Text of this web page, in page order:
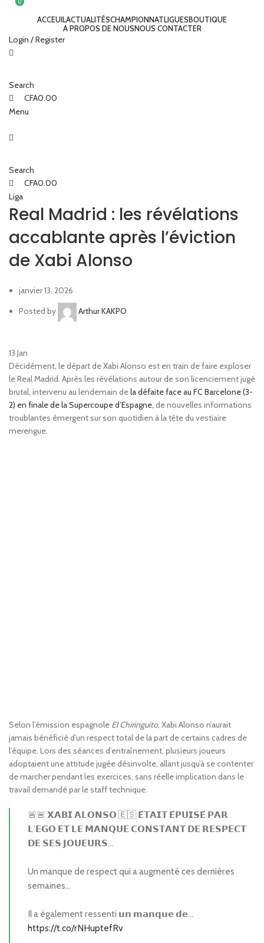
ACCEUILACTUALITÉSCHAMPIONNATLIGUESBOUTIQUE
A PROPOS DE NOUSNOUS CONTACTER
Login / Register
Search
0
CFA0.00
Menu
Search
0
CFA0.00
Liga
Real Madrid : les révélations
accablante après l’éviction
de Xabi Alonso
janvier 13, 2026
Posted by
Arthur KAKPO
13 Jan
Décidément, le départ de Xabi Alonso est en train de faire exploser
le Real Madrid. Après les révélations autour de son licenciement jugé
brutal, intervenu au lendemain dela défaite face au FC Barcelone (3-
2) en finale de la Supercoupe d’Espagne, de nouvelles informations
troublantes émergent sur son quotidien à la tête du vestiaire
merengue.
Selon l’émission espagnole El Chiringuito, Xabi Alonso n’aurait
jamais bénéficié d’un respect total de la part de certains cadres de
l’équipe. Lors des séances d’entraînement, plusieurs joueurs
adoptaient une attitude jugée désinvolte, allant jusqu’à se contenter
de marcher pendant les exercices, sans réelle implication dans le
travail demandé par le staff technique.
🚨🚨 𝗫𝗔𝗕𝗜 𝗔𝗟𝗢𝗡𝗦𝗢 🇪🇸 𝗘́𝗧𝗔𝗜𝗧 𝗘́𝗣𝗨𝗜𝗦𝗘́ 𝗣𝗔𝗥
𝗟’𝗘𝗚𝗢 𝗘𝗧 𝗟𝗘 𝗠𝗔𝗡𝗤𝗨𝗘 𝗖𝗢𝗡𝗦𝗧𝗔𝗡𝗧 𝗗𝗘 𝗥𝗘𝗦𝗣𝗘𝗖𝗧
𝗗𝗘 𝗦𝗘𝗦 𝗝𝗢𝗨𝗘𝗨𝗥𝗦…
Un manque de respect qui a augmenté ces dernières
semaines…
Il a également ressenti 𝘂𝗻 𝗺𝗮𝗻𝗾𝘂𝗲 𝗱𝗲…
https://t.co/rNHuptefRv